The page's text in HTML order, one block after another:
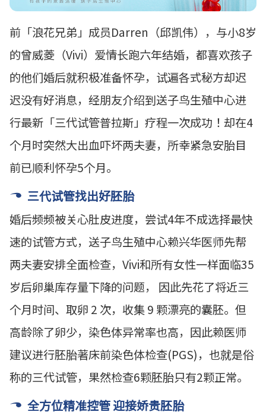
前「浪花兄弟」成员Darren（邱凯伟），与小8岁
的曾威菱（Vivi）爱情长跑六年结婚，都喜欢孩子
的他们婚后就积极准备怀孕，试遍各式秘方却迟
迟没有好消息，经朋友介绍到送子鸟生殖中心进
行最新「三代试管普拉斯」疗程一次成功！却在4
个月时突然大出血吓坏两夫妻，所幸紧急安胎目
前已顺利怀孕5个月。
三代试管找出好胚胎
婚后频频被关心肚皮进度，尝试4年不成选择最快
速的试管方式，送子鸟生殖中心赖兴华医师先帮
两夫妻安排全面检查，Vivi和所有女性一样面临35
岁后卵巢库存量下降的问题， 因此先花了将近三
个月时间、取卵 2 次，收集 9 颗漂亮的囊胚。但
高龄除了卵少，染色体异常率也高，因此赖医师
建议进行胚胎著床前染色体检查(PGS)，也就是俗
称的三代试管，果然检查6颗胚胎只有2颗正常。
全方位精准控管 迎接娇贵胚胎